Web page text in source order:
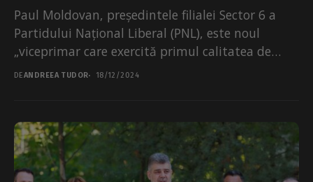
Paul Moldovan, președintele filialei Sector 6 a
Partidului Național Liberal (PNL), este noul
„viceprimar care exercită primul calitatea de
înlocuitor de drept” al...
DEANDREEA TUDOR 18/12/2024